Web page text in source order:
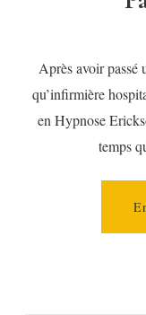
Après avoir passé
qu’infirmière
en Hypnose
temps